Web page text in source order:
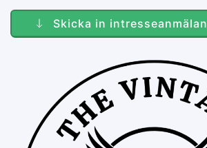
Skicka in intresseanmälan